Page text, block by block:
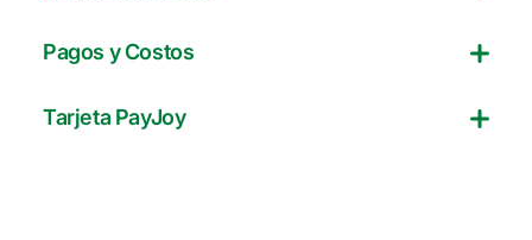
Pagos y Costos
Tarjeta PayJoy